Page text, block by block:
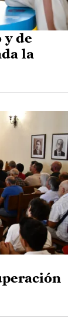
y de
la